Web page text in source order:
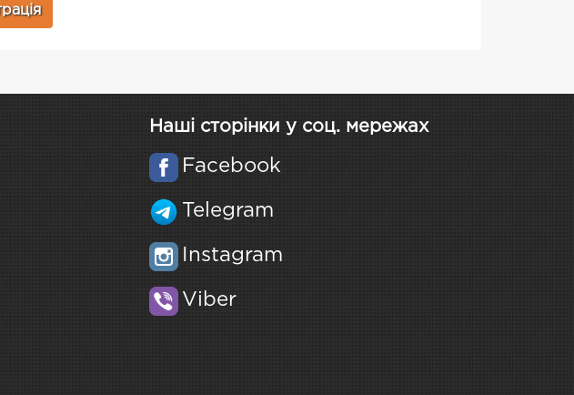
Наші сторінки у соц. мережах
Facebook
Telegram
Instagram
Viber